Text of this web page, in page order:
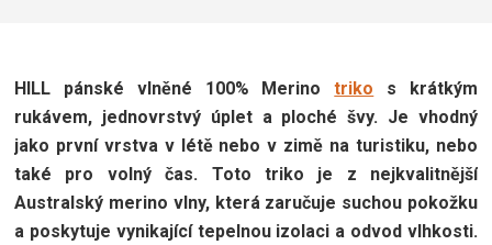
HILL pánské vlněné 100% Merinotriko s krátkým
rukávem, jednovrstvý úplet a ploché švy. Je vhodný
jako první vrstva v létě nebo v zimě na turistiku, nebo
také pro volný čas. Toto triko je z nejkvalitnější
Australský merino vlny, která zaručuje suchou pokožku
a poskytuje vynikající tepelnou izolaci a odvod vlhkosti.